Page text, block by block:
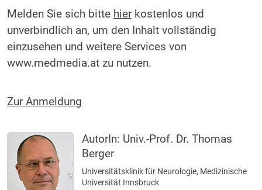
Melden Sie sich bitte hierkostenlos und
unverbindlich an, um den Inhalt vollständig
einzusehen und weitere Services von
www.medmedia.at zu nutzen.
Zur Anmeldung
AutorIn: Univ.-Prof. Dr. Thomas
Berger
Universitätsklinik für Neurologie, Medizinische
Universität Innsbruck